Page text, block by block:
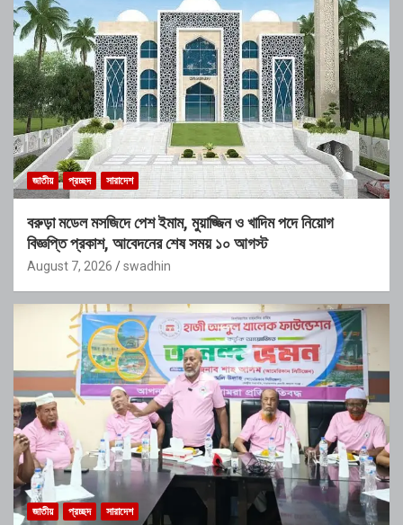
জাতীয় প্রচ্ছদ সারাদেশ
বরুড়া মডেল মসজিদে পেশ ইমাম, মুয়াজ্জিন ও খাদিম পদে নিয়োগ
বিজ্ঞপ্তি প্রকাশ, আবেদনের শেষ সময় ১০ আগস্ট
August 7, 2026 swadhin
জাতীয় প্রচ্ছদ সারাদেশ